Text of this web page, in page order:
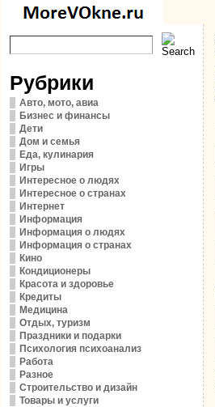
Рубрики
Авто, мото, авиа
Бизнес и финансы
Дети
Дом и семья
Еда, кулинария
Игры
Интересное о людях
Интересное о странах
Интернет
Информация
Информация о людях
Информация о странах
Кино
Кондиционеры
Красота и здоровье
Кредиты
Медицина
Отдых, туризм
Праздники и подарки
Психология психоанализ
Работа
Разное
Строительство и дизайн
Товары и услуги